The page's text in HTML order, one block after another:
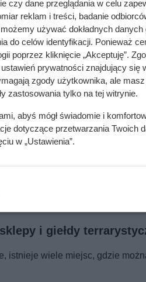
i giełdy
istnieje wiele miejsc, gdzie
czy dane przeglądania w celu
reklam i treści, badanie
używać dokładnych
do celów identyfikacji. Ponieważ
poprzez kliknięcie „Akceptuję”.
prywatności znajdujący się
zgody użytkownika, ale
zastosowania tylko na tej witrynie.
abyś mógł świadomie i
dotyczące przetwarzania Twoich
w „Ustawienia”.